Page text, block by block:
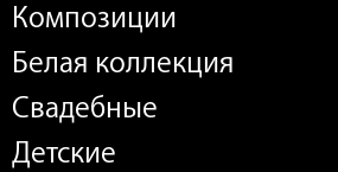
Композиции
Белая коллекция
Свадебные
Детские